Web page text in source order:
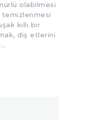
olabilmesi
temizlenmesi
kıllı bir
diş etlerini